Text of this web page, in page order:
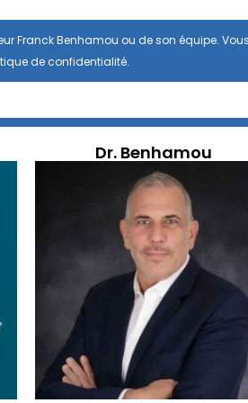
Franck Benhamou ou de son équipe.
de confidentialité.
Dr. Benhamou